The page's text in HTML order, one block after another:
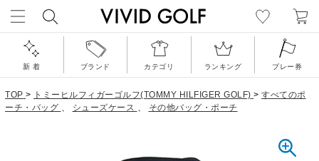
新 着 ブランド カテゴリ ランキング プレー券
TOP > トミーヒルフィガーゴルフ(TOMMY HILFIGER GOLF) > すべてのポ
ーチ・バッグ 、 シューズケース 、 その他バッグ・ポーチ